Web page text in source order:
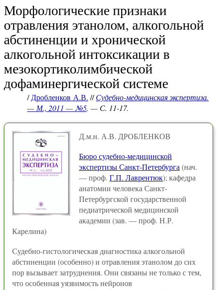
Морфологические признаки
отравления этанолом, алкогольной
абстиненции и хронической
алкогольной интоксикации в
мезокортиколимбической
дофаминергической системе
/Дробленков А.В. //Судебно-медицинская экспертиза.
— М., 2011 — №5. — С. 11-17.
Д.м.н. А.В. ДРОБЛЕНКОВ
Бюро судебно-медицинской
экспертизы Санкт-Петербурга (нач.
— проф. Г.П. Лаврентюк); кафедра
анатомии человека Санкт-
Петербургской государственной
педиатрической медицинской
академии (зав. — проф. Н.Р.
Карелина)
Судебно-гистологическая диагностика алкогольной
абстиненции (особенно) и отравления этанолом до сих
пор вызывает затруднения. Они связаны не только с тем,
что особенная уязвимость нейронов